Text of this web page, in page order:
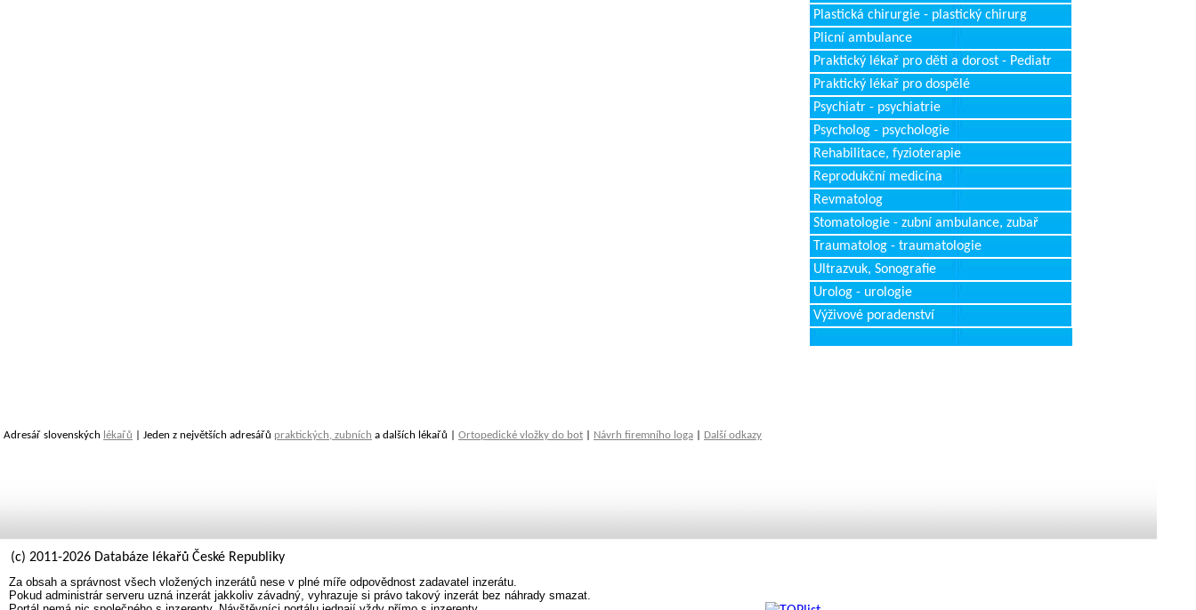
Plastická chirurgie - plastický chirurg
Plicní ambulance
Praktický lékař pro děti a dorost - Pediatr
Praktický lékař pro dospělé
Psychiatr - psychiatrie
Psycholog - psychologie
Rehabilitace, fyzioterapie
Reprodukční medicína
Revmatolog
Stomatologie - zubní ambulance, zubař
Traumatolog - traumatologie
Ultrazvuk, Sonografie
Urolog - urologie
Výživové poradenství
Adresář slovenských lékařů | Jeden z největších adresářů praktických, zubních a dalších lékařů | Ortopedické vložky do bot Návrh firemního loga Další odkazy
(c) 2011-2026 Databáze lékařů České Republiky
Za obsah a správnost všech vložených inzerátů nese v plné míře odpovědnost zadavatel inzerátu.
Pokud administrár serveru uzná inzerát jakkoliv závadný, vyhrazuje si právo takový inzerát bez náhrady smazat.